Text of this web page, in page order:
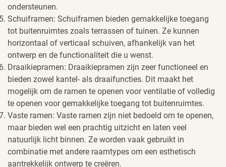
ondersteunen.
Schuiframen: Schuiframen bieden gemakkelijke toegang
tot buitenruimtes zoals terrassen of tuinen. Ze kunnen
horizontaal of verticaal schuiven, afhankelijk van het
ontwerp en de functionaliteit die u wenst.
Draaikiepramen: Draaikiepramen zijn zeer functioneel en
bieden zowel kantel- als draaifuncties. Dit maakt het
mogelijk om de ramen te openen voor ventilatie of volledig
te openen voor gemakkelijke toegang tot buitenruimtes.
Vaste ramen: Vaste ramen zijn niet bedoeld om te openen,
maar bieden wel een prachtig uitzicht en laten veel
natuurlijk licht binnen. Ze worden vaak gebruikt in
combinatie met andere raamtypes om een esthetisch
aantrekkelijk ontwerp te creëren.